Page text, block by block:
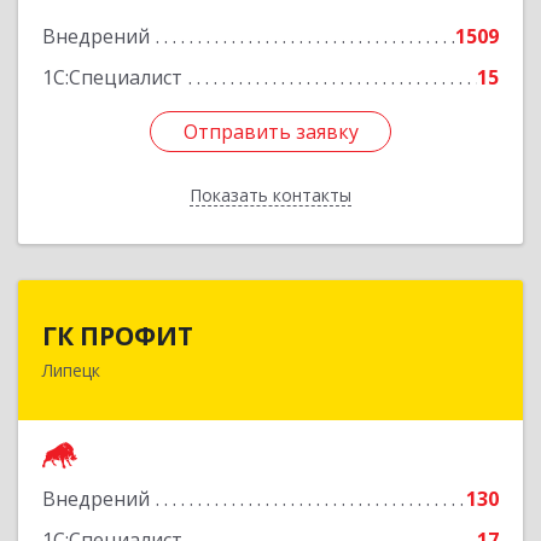
Внедрений
1509
1С:Специалист
15
Отправить заявку
Показать контакты
Подробнее
Отправить заявку
Назад
ГК ПРОФИТ
Липецк
Внедрений
130
398001, Липецкая обл, Липецк г, Советская ул,